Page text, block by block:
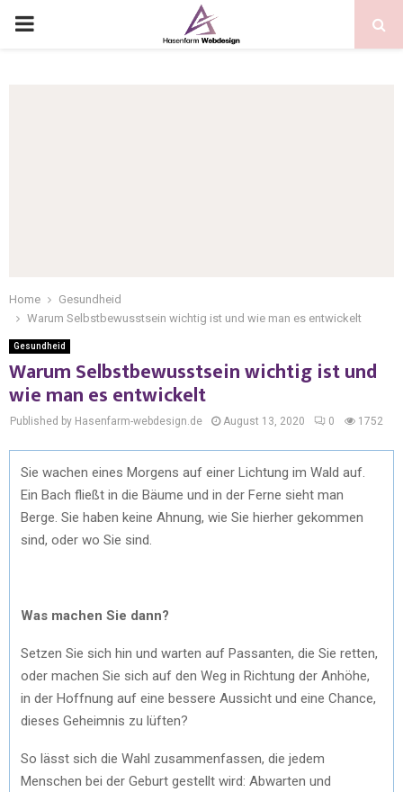
Home
Gesundheid
Warum Selbstbewusstsein wichtig ist und wie man es entwickelt
Gesundheid
Warum Selbstbewusstsein wichtig ist und
wie man es entwickelt
Published by Hasenfarm-webdesign.de August 13, 2020 0 1752
Sie wachen eines Morgens auf einer Lichtung im Wald auf.
Ein Bach fließt in die Bäume und in der Ferne sieht man
Berge. Sie haben keine Ahnung, wie Sie hierher gekommen
sind, oder wo Sie sind.
Was machen Sie dann?
Setzen Sie sich hin und warten auf Passanten, die Sie retten,
oder machen Sie sich auf den Weg in Richtung der Anhöhe,
in der Hoffnung auf eine bessere Aussicht und eine Chance,
dieses Geheimnis zu lüften?
So lässt sich die Wahl zusammenfassen, die jedem
Menschen bei der Geburt gestellt wird: Abwarten und